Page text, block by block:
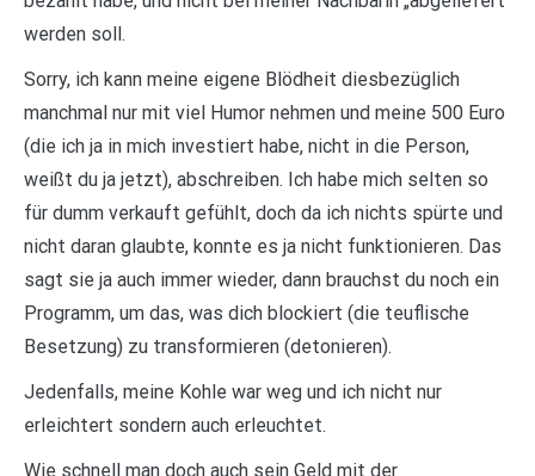
werden soll.
Sorry, ich kann meine eigene Blödheit diesbezüglich
manchmal nur mit viel Humor nehmen und meine 500 Euro
(die ich ja in mich investiert habe, nicht in die Person,
weißt du ja jetzt), abschreiben. Ich habe mich selten so
für dumm verkauft gefühlt, doch da ich nichts spürte und
nicht daran glaubte, konnte es ja nicht funktionieren. Das
sagt sie ja auch immer wieder, dann brauchst du noch ein
Programm, um das, was dich blockiert (die teuflische
Besetzung) zu transformieren (detonieren).
Jedenfalls, meine Kohle war weg und ich nicht nur
erleichtert sondern auch erleuchtet.
Wie schnell man doch auch sein Geld mit der